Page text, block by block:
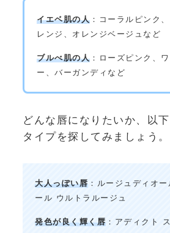
イエベ肌の人 ：コーラルピンク
レンジ、オレンジベージュなど
ブルべ肌の人 ：ローズピンク、
ー、バーガンディなど
どんな唇になりたいか、以
タイプを探してみましょう。
大人っぽい唇 ：ルージュディオ
ール ウルトラルージュ
発色が良く輝く唇 ：アディクト